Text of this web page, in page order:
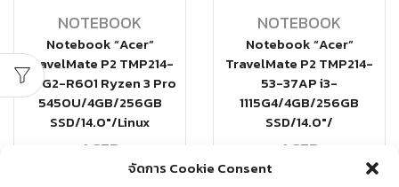
จัดการ Cookie Consent
NOTEBOOK
Notebook “Acer”
TravelMate P2 TMP214-
41-G2-R601 Ryzen 3 Pro
5450U/4GB/256GB
SSD/14.0″/Linux
ACER
16,000.00
NOTEBOOK
Notebook “Acer”
TravelMate P2 TMP214-
53-37AP i3-
1115G4/4GB/256GB
SSD/14.0″/
ACER
฿15,900.00